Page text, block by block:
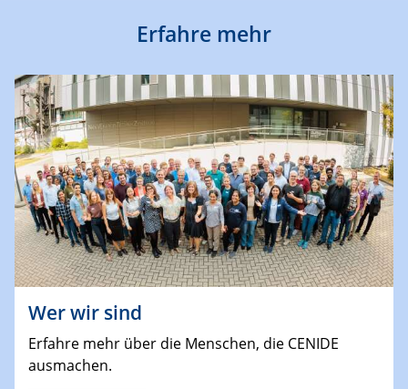
Erfahre mehr
Wer wir sind
Erfahre mehr über die Menschen, die CENIDE
ausmachen.